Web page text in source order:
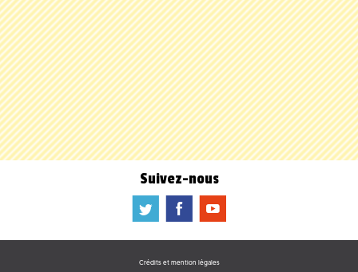
Suivez-nous
a b f
Crédits et mention légales